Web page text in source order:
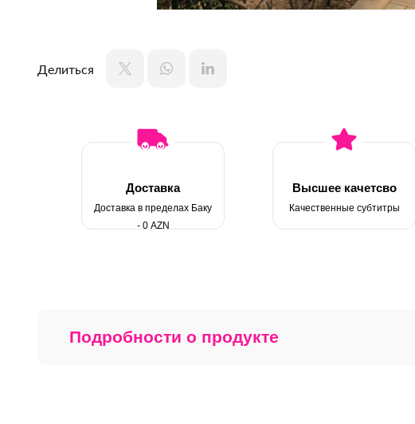
Делиться
Доставка
Доставка в пределах Баку
- 0 AZN
Высшее качетсво
Качественные субтитры
Подробности о продукте